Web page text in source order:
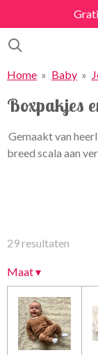
direct
naar
hoofdinhoud
Home » Baby »
Boxpakjes
Gemaakt van
breed scala aan
29 resultaten
Maat▾